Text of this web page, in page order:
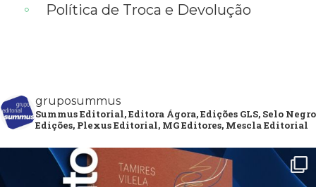
Política de Troca e Devolução
gruposummus
Summus Editorial, Editora Ágora, Edições GLS, Selo Negro
Edições, Plexus Editorial, MG Editores, Mescla Editorial